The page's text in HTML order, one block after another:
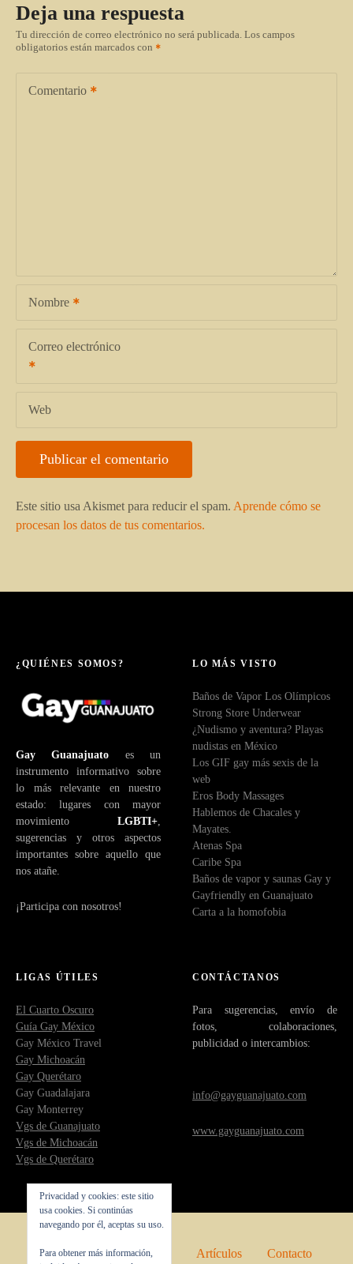
Deja una respuesta
Tu dirección de correo electrónico no será publicada. Los campos
obligatorios están marcados con
Comentario
Nombre
Correo electrónico
Web
Este sitio usa Akismet para reducir el spam. Aprende cómo se
procesan los datos de tus comentarios.
¿QUIÉNES SOMOS?
Gay Guanajuato es un
instrumento informativo sobre
lo más relevante en nuestro
estado: lugares con mayor
movimiento LGBTI+
sugerencias y otros aspectos
importantes sobre aquello que
nos atañe.
¡Participa con nosotros!
LO MÁS VISTO
Baños de Vapor Los Olímpicos
Strong Store Underwear
¿Nudismo y aventura? Playas
nudistas en México
Los GIF gay más sexis de la
web
Eros Body Massages
Hablemos de Chacales y
Mayates.
Atenas Spa
Caribe Spa
Baños de vapor y saunas Gay y
Gayfriendly en Guanajuato
Carta a la homofobia
LIGAS ÚTILES
El Cuarto Oscuro
Guía Gay México
Gay México Travel
Gay Michoacán
Gay Querétaro
Gay Guadalajara
Gay Monterrey
Vgs de Guanajuato
Vgs de Michoacán
Vgs de Querétaro
CONTÁCTANOS
Para sugerencias, envío de
fotos, colaboraciones,
publicidad o intercambios:
info@gayguanajuato.com
www.gayguanajuato.com
Privacidad y cookies: este sitio
usa cookies. Si continúas
navegando por él, aceptas su uso.
Para obtener más información,
Inicio Quienes somos Artículos Contacto